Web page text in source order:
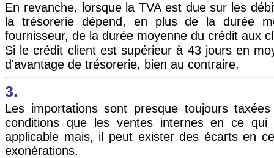
En revanche, lorsque la TVA est due sur les
la trésorerie dépend, en plus de la durée
fournisseur, de la durée moyenne du crédit aux
Si le crédit client est supérieur à 43 jours en
d'avantage de trésorerie, bien au contraire.
3.
Les importations sont presque toujours
conditions que les ventes internes en ce qui
applicable mais, il peut exister des écarts en
exonérations.